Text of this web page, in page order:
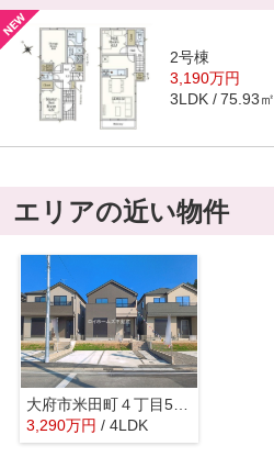
2号棟
3,190万円
3LDK 75.93㎡
エリアの近い物件
大府市米田町４丁目55『仲介料無料』新築戸建て
3,290万円 / 4LDK